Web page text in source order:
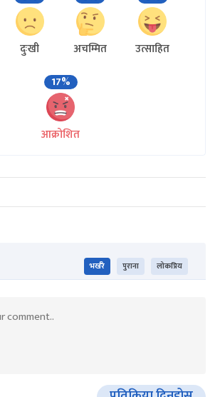
दुःखी अचम्मित
उत्साहित
17%
आक्रोशित
भर्खरै पुराना लोकप्रिय